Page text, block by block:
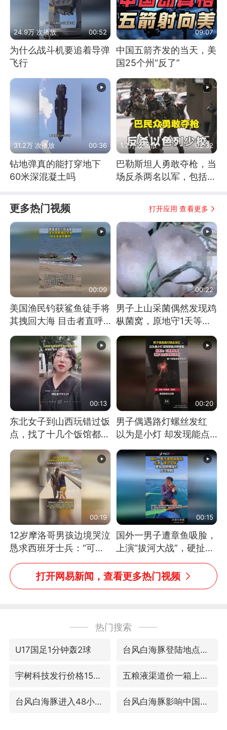
24.9万 次播放 00:52
为什么战斗机要追着导弹
飞行
09:07
中国五箭齐发的当天，美
国25个州“反了”
31.2万 次播放 00:36
钻地弹真的能打穿地下
60米深混凝土吗
1.7万 次播放 02:32
巴勒斯坦人勇敢夺枪，当
场反杀两名以军，包括一
更多热门视频 打开应用 查看更多
00:09
美国渔民钓获鲨鱼徒手将
其拽回大海 目击者直呼
震惊 （视频来源：参考
消息）
00:22
男子上山采菌偶然发现鸡
枞菌窝，原地守1天等它
长大：挖了140多朵
00:13
东北女子到山西玩错过饭
点，找了十几个饭馆都没
开门：午休到几点
00:20
男子偶遇路灯螺丝发红
以为是小灯 却发现能点
燃香烟 当事人：已报警
处理
00:19
12岁摩洛哥男孩边境哭泣
恳求西班牙士兵：“可不
可以不要把我遣返回国”
00:15
国外一男子遭章鱼吸脸，
上演“拔河大战”，硬扯加
铁棒敲打方才挣脱
打开网易新闻，查看更多热门视频
热门搜索
U17国足1分钟轰2球 台风白海豚登陆地点更新
宇树科技发行价格150.80元/股 五粮液渠道价一箱上涨近百元
台风白海豚进入48小时警戒线 台风白海豚影响中国已成定局